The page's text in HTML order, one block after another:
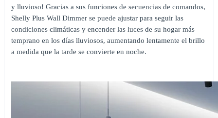
y lluvioso! Gracias a sus funciones de secuencias de comandos,
Shelly Plus Wall Dimmer se puede ajustar para seguir las
condiciones climáticas y encender las luces de su hogar más
temprano en los días lluviosos, aumentando lentamente el brillo
a medida que la tarde se convierte en noche.